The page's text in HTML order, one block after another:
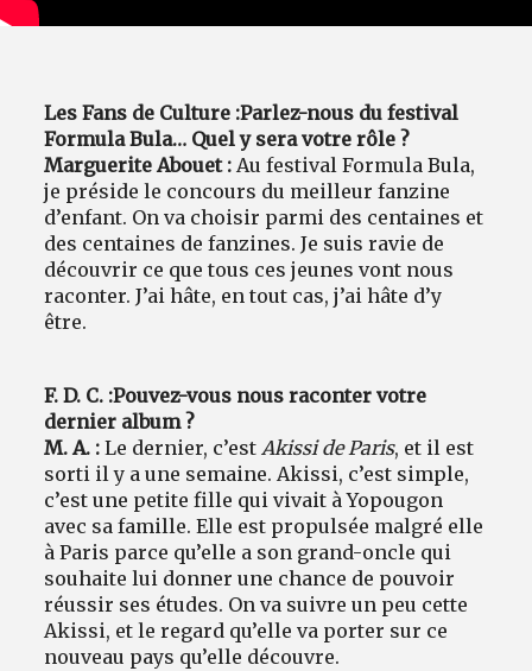
Les Fans de Culture :Parlez-nous du festival
Formula Bula… Quel y sera votre rôle ?
Marguerite Abouet : Au festival Formula Bula,
je préside le concours du meilleur fanzine
d’enfant. On va choisir parmi des centaines et
des centaines de fanzines. Je suis ravie de
découvrir ce que tous ces jeunes vont nous
raconter. J’ai hâte, en tout cas, j’ai hâte d’y
être.
F. D. C. :Pouvez-vous nous raconter votre
dernier album ?
M. A. :Le dernier, c’estAkissi de Paris, et il est
sorti il y a une semaine. Akissi, c’est simple,
c’est une petite fille qui vivait à Yopougon
avec sa famille. Elle est propulsée malgré elle
à Paris parce qu’elle a son grand-oncle qui
souhaite lui donner une chance de pouvoir
réussir ses études. On va suivre un peu cette
Akissi, et le regard qu’elle va porter sur ce
nouveau pays qu’elle découvre.